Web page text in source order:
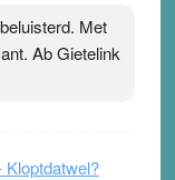
Met
Ab Gietelink
Kloptdatwel?